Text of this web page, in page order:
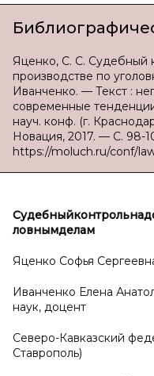
Яценко, С. С. Судебный
производстве по
Иванченко. — Текст :
современные
науч. конф. (г.
Новация, 2017. — С. 98-
https://moluch.ru/conf/
Судебныйконтрольна
ловнымделам
Яценко Софья
Иванченко Елена
наук, доцент
Северо-Кавказский
Ставрополь)